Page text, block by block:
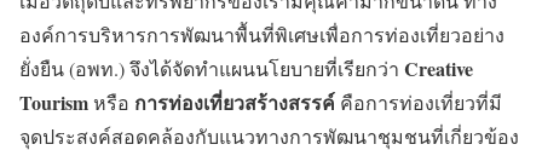
องค์การบริหารการพัฒนาพื้นที่พิเศษเพื่อการท่องเที่ยวอย่าง
ยั่งยืน (อพท.) จึงได้จัดทำแผนนโยบายที่เรียกว่า Creative
Tourismหรือ การท่องเที่ยวสร้างสรรค์ คือการท่องเที่ยวที่มี
จุดประสงค์สอดคล้องกับแนวทางการพัฒนาชุมชนที่เกี่ยวข้อง